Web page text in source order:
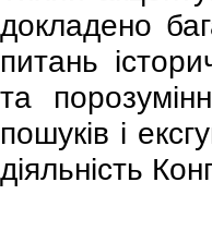
докладено
питань
та
пошуків і
діяльність